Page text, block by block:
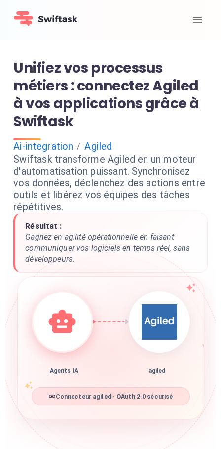
Unifiez vos processus
métiers : connectez Agiled
à vos applications grâce à
Swiftask
Ai-integration / Agiled
Swiftask transforme Agiled en un moteur
d'automatisation puissant. Synchronisez
vos données, déclenchez des actions entre
outils et libérez vos équipes des tâches
répétitives.
Résultat :
Gagnez en agilité opérationnelle en faisant
communiquer vos logiciels en temps réel, sans
développeurs.
Agents IA agiled
Connecteur agiled · OAuth 2.0 sécurisé